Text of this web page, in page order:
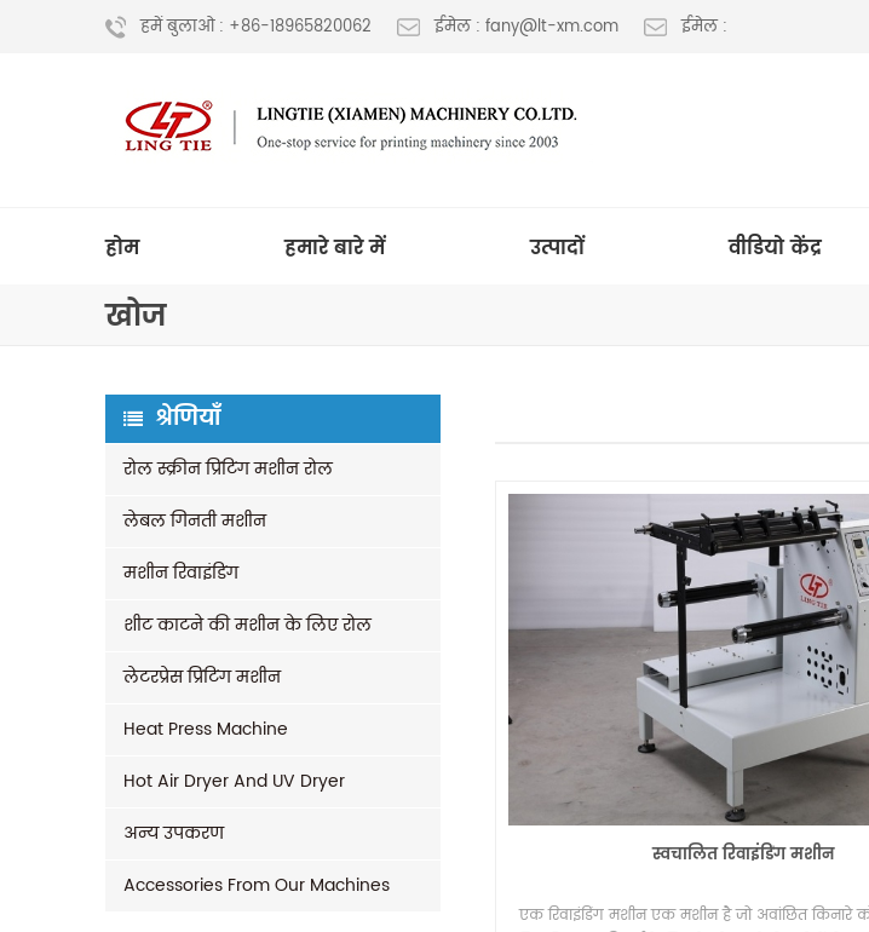
हमें बुलाओ : +86-18965820062 ईमेल : fany@lt-xm.com ईमेल :
होम हमारे बारे में उत्पादों वीडियो केंद्र
खोज
श्रेणियाँ
रोल स्क्रीन प्रिंटिंग मशीन रोल
लेबल गिनती मशीन
मशीन रिवाइंडिंग
शीट काटने की मशीन के लिए रोल
लेटरप्रेस प्रिंटिंग मशीन
Heat Press Machine
Hot Air Dryer And UV Dryer
अन्य उपकरण
Accessories From Our Machines
स्वचालित रिवाइंडिंग मशीन
एक रिवाइंडिंग मशीन एक मशीन है जो अवांछित किनारे